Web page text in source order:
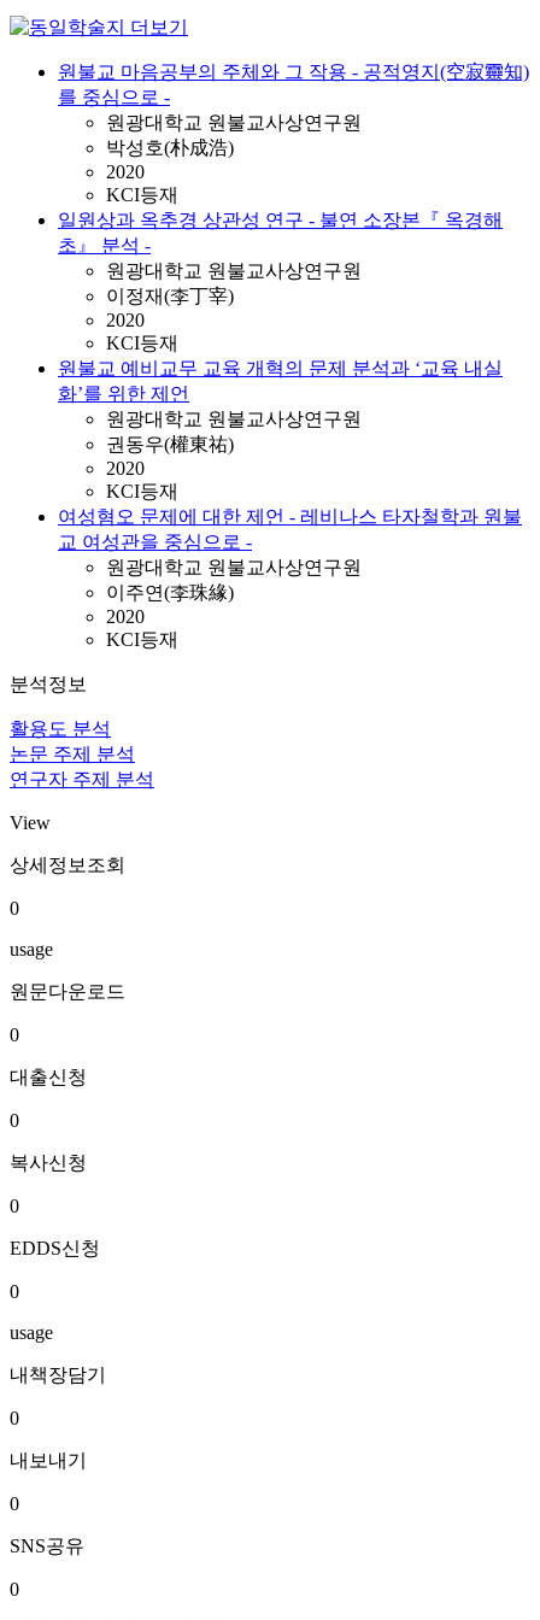
원불교 마음공부의 주체와 그 작용 - 공적영지(空寂靈知)
를 중심으로 -
원광대학교 원불교사상연구원
박성호(朴成浩)
2020
KCI등재
일원상과 옥추경 상관성 연구 - 불연 소장본『 옥경해
초』 분석 -
원광대학교 원불교사상연구원
이정재(李丁宰)
2020
KCI등재
원불교 예비교무 교육 개혁의 문제 분석과 ‘교육 내실
화’를 위한 제언
원광대학교 원불교사상연구원
권동우(權東祐)
2020
KCI등재
여성혐오 문제에 대한 제언 - 레비나스 타자철학과 원불
교 여성관을 중심으로 -
원광대학교 원불교사상연구원
이주연(李珠緣)
2020
KCI등재
분석정보
활용도 분석
논문 주제 분석
연구자 주제 분석
View
상세정보조회
0
usage
원문다운로드
0
대출신청
0
복사신청
0
EDDS신청
0
usage
내책장담기
0
내보내기
0
SNS공유
0